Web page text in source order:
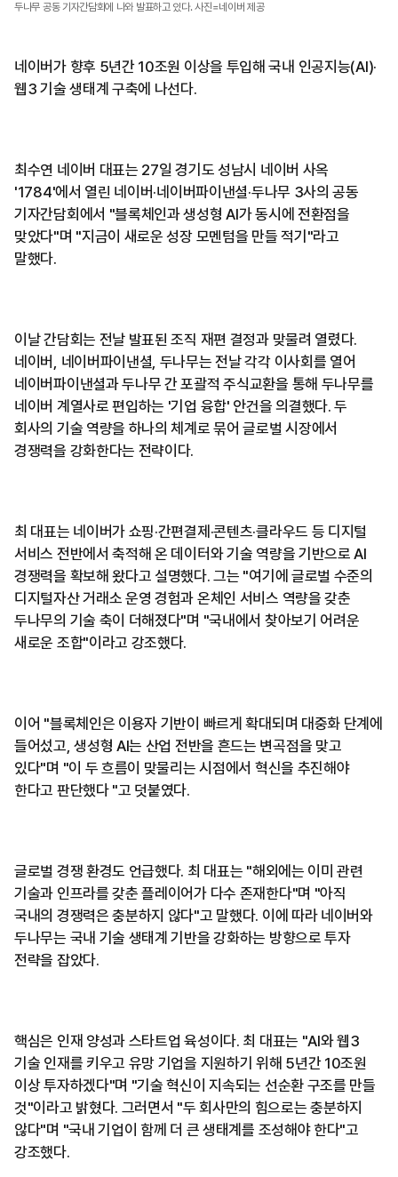
두나무 공동 기자간담회에 나와 발표하고 있다. 사진=네이버 제공
네이버가 향후 5년간 10조원 이상을 투입해 국내 인공지능(AI)·
웹3 기술 생태계 구축에 나선다.
최수연 네이버 대표는 27일 경기도 성남시 네이버 사옥
'1784'에서 열린 네이버·네이버파이낸셜·두나무 3사의 공동
기자간담회에서 "블록체인과 생성형 AI가 동시에 전환점을
맞았다"며 "지금이 새로운 성장 모멘텀을 만들 적기"라고
말했다.
이날 간담회는 전날 발표된 조직 재편 결정과 맞물려 열렸다.
네이버, 네이버파이낸셜, 두나무는 전날 각각 이사회를 열어
네이버파이낸셜과 두나무 간 포괄적 주식교환을 통해 두나무를
네이버 계열사로 편입하는 '기업 융합' 안건을 의결했다. 두
회사의 기술 역량을 하나의 체계로 묶어 글로벌 시장에서
경쟁력을 강화한다는 전략이다.
최 대표는 네이버가 쇼핑·간편결제·콘텐츠·클라우드 등 디지털
서비스 전반에서 축적해 온 데이터와 기술 역량을 기반으로 AI
경쟁력을 확보해 왔다고 설명했다. 그는 "여기에 글로벌 수준의
디지털자산 거래소 운영 경험과 온체인 서비스 역량을 갖춘
두나무의 기술 축이 더해졌다"며 "국내에서 찾아보기 어려운
새로운 조합"이라고 강조했다.
이어 "블록체인은 이용자 기반이 빠르게 확대되며 대중화 단계에
들어섰고, 생성형 AI는 산업 전반을 흔드는 변곡점을 맞고
있다"며 "이 두 흐름이 맞물리는 시점에서 혁신을 추진해야
한다고 판단했다 "고 덧붙였다.
글로벌 경쟁 환경도 언급했다. 최 대표는 "해외에는 이미 관련
기술과 인프라를 갖춘 플레이어가 다수 존재한다"며 "아직
국내의 경쟁력은 충분하지 않다"고 말했다. 이에 따라 네이버와
두나무는 국내 기술 생태계 기반을 강화하는 방향으로 투자
전략을 잡았다.
핵심은 인재 양성과 스타트업 육성이다. 최 대표는 "AI와 웹3
기술 인재를 키우고 유망 기업을 지원하기 위해 5년간 10조원
이상 투자하겠다"며 "기술 혁신이 지속되는 선순환 구조를 만들
것"이라고 밝혔다. 그러면서 "두 회사만의 힘으로는 충분하지
않다"며 "국내 기업이 함께 더 큰 생태계를 조성해야 한다"고
강조했다.